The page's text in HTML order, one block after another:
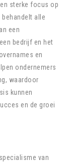
sterke focus op
alle
een
bedrijf en het
en
ondernemers
waardoor
kunnen
en de groei
van